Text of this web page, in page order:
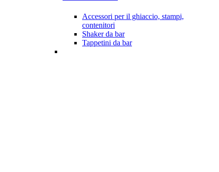
Accessori per il ghiaccio, stampi,
contenitori
Shaker da bar
Tappetini da bar